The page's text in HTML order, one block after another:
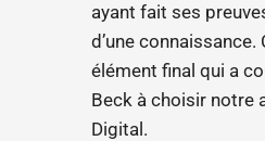
ayant fait ses
d’une connaissance.
élément final qui a
Beck à choisir notre
Digital.